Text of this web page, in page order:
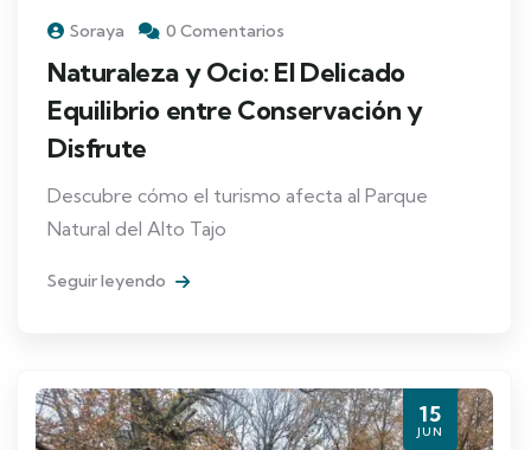
Soraya 0 Comentarios
Naturaleza y Ocio: El Delicado
Equilibrio entre Conservación y
Disfrute
Descubre cómo el turismo afecta al Parque
Natural del Alto Tajo
Seguir leyendo
15
JUN